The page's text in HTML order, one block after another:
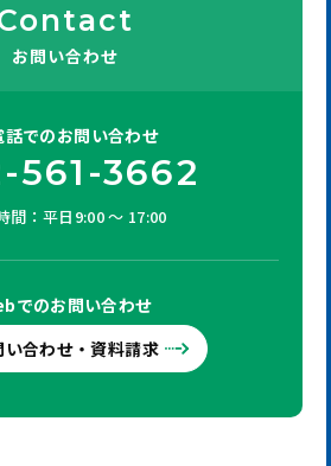
お問い合わせ
話でのお問い合わせ
561-3662
間：平日9:00 ～ 17:00
でのお問い合わせ
い合わせ・資料請求